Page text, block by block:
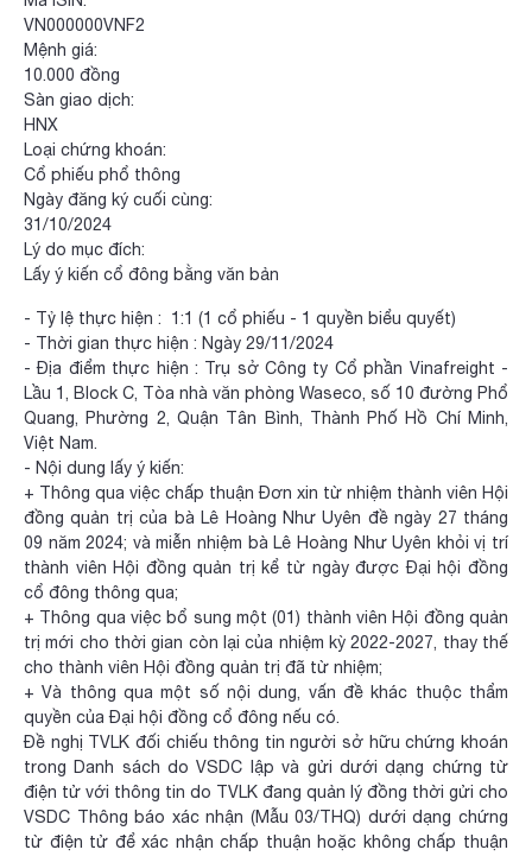
VN000000VNF2
Mệnh giá:
10.000 đồng
Sàn giao dịch:
HNX
Loại chứng khoán:
Cổ phiếu phổ thông
Ngày đăng ký cuối cùng:
31/10/2024
Lý do mục đích:
Lấy ý kiến cổ đông bằng văn bản
- Tỷ lệ thực hiện : 1:1 (1 cổ phiếu - 1 quyền biểu quyết)
- Thời gian thực hiện : Ngày 29/11/2024
- Địa điểm thực hiện : Trụ sở Công ty Cổ phần Vinafreight -
Lầu 1, Block C, Tòa nhà văn phòng Waseco, số 10 đường Phổ
Quang, Phường 2, Quận Tân Bình, Thành Phố Hồ Chí Minh,
Việt Nam.
- Nội dung lấy ý kiến:
+ Thông qua việc chấp thuận Đơn xin từ nhiệm thành viên Hội
đồng quản trị của bà Lê Hoàng Như Uyên đề ngày 27 tháng
09 năm 2024; và miễn nhiệm bà Lê Hoàng Như Uyên khỏi vị trí
thành viên Hội đồng quản trị kể từ ngày được Đại hội đồng
cổ đông thông qua;
+ Thông qua việc bổ sung một (01) thành viên Hội đồng quản
trị mới cho thời gian còn lại của nhiệm kỳ 2022-2027, thay thế
cho thành viên Hội đồng quản trị đã từ nhiệm;
+ Và thông qua một số nội dung, vấn đề khác thuộc thẩm
quyền của Đại hội đồng cổ đông nếu có.
Đề nghị TVLK đối chiếu thông tin người sở hữu chứng khoán
trong Danh sách do VSDC lập và gửi dưới dạng chứng từ
điện tử với thông tin do TVLK đang quản lý đồng thời gửi cho
VSDC Thông báo xác nhận (Mẫu 03/THQ) dưới dạng chứng
từ điện tử để xác nhận chấp thuận hoặc không chấp thuận